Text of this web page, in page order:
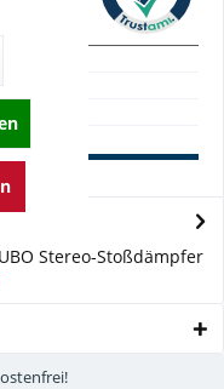
Stereo-Stoßdämpfer